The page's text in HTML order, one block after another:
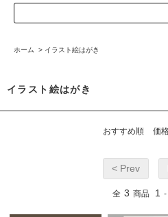
ホーム > イラスト絵はがき
イラスト絵はがき
おすすめ順 価
< Prev
全 3 商品 1 -